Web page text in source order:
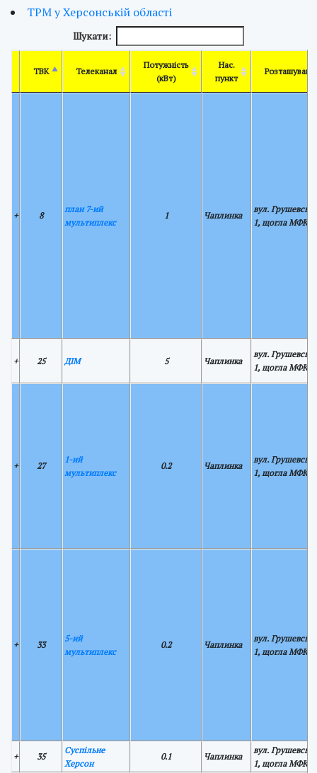
ТРМ у Херсонській області
Шукати:
ТВК Телеканал
Потужність
(кВт)
Нас.
пункт
+ 8
план 7-ий
мультиплекс
1 Чаплинка
вул.
1, щогла
+ 25 ДІМ 5 Чаплинка
вул.
1, щогла
+ 27
1-ий
мультиплекс
0.2 Чаплинка
вул.
1, щогла
+ 33
5-ий
мультиплекс
0.2 Чаплинка
вул.
1, щогла
+ 35
Суспільне
Херсон
0.1 Чаплинка
вул.
1, щогла